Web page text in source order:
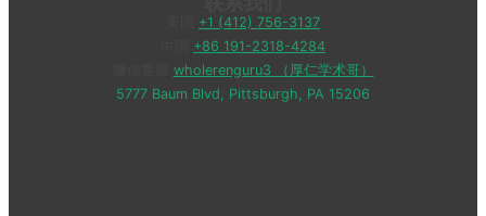
+1 (412) 756-3137
+86 191-2318-4284
wholerenguru3 （厚仁学术哥）
5777 Baum Blvd, Pittsburgh, PA 15206